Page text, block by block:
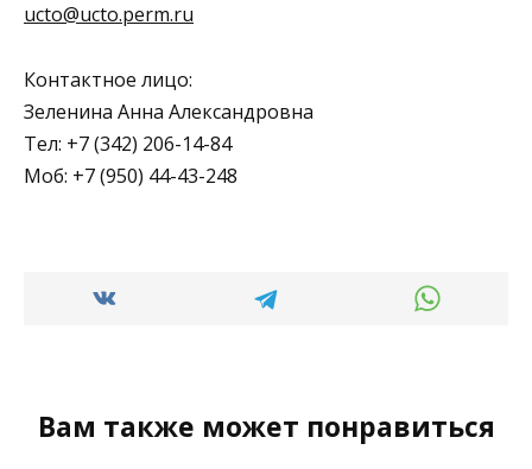
ucto@ucto.perm.ru
Контактное лицо:
Зеленина Анна Александровна
Тел: +7 (342) 206-14-84
Моб: +7 (950) 44-43-248
Вам также может понравиться